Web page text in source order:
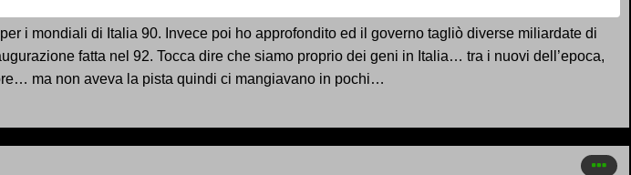
i mondiali di Italia 90. Invece poi ho approfondito ed il governo tagliò diverse miliardate di
fatta nel 92. Tocca dire che siamo proprio dei geni in Italia… tra i nuovi dell’epoca,
ma non aveva la pista quindi ci mangiavano in pochi…